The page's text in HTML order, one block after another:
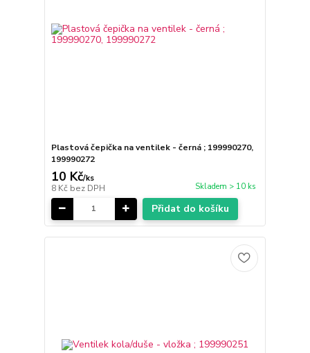
Plastová čepička na ventilek - černá ; 199990270,
199990272
10 Kč/ks
8 Kč bez DPH Skladem > 10 ks
Přidat do košíku